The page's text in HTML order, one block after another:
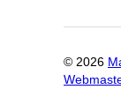
© 2026